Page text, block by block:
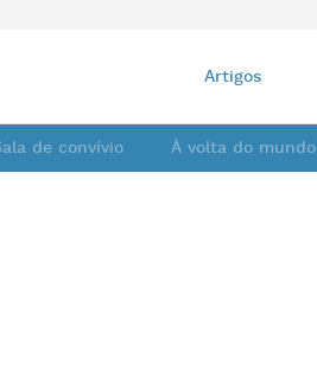
Artigos
de convívio À volta do mundo